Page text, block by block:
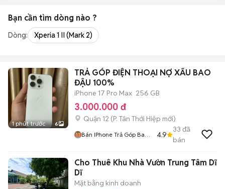
Bạn cần tìm dòng nào ?
Dòng: Xperia 1 II (Mark 2)
1 phút trước 6
TRẢ GÓP ĐIỆN THOẠI NỢ XẤU BAO
ĐẬU 100%
iPhone 17 Pro Max 256 GB
3.000.000 đ
Quận 12 (P. Tân Thới Hiệp mới)
Bán IPhone Trả Góp Bao
4.9
33 đã
bán
Cho Thuê Khu Nhà Vườn Trung Tâm Dĩ
Dĩ
Mặt bằng kinh doanh